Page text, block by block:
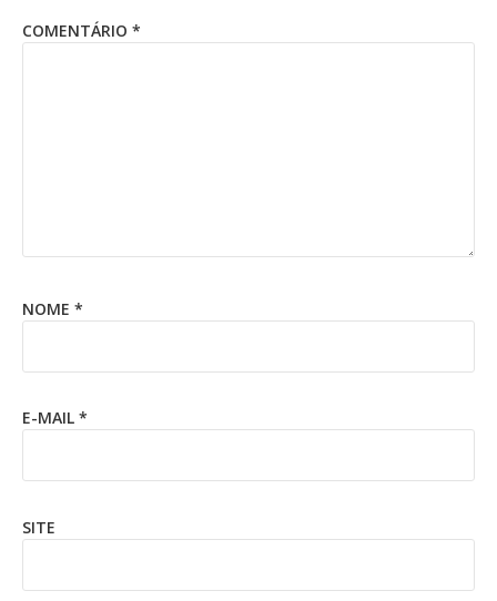
COMENTÁRIO *
NOME *
E-MAIL *
SITE